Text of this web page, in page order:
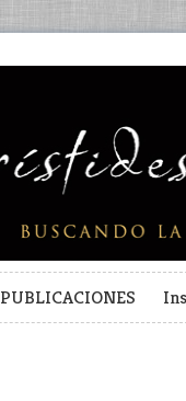
PUBLICACIONES